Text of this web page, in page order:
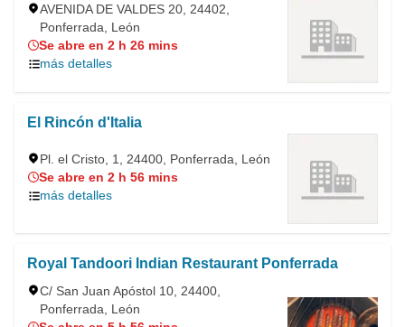
AVENIDA DE VALDES 20, 24402,
Ponferrada, León
Se abre en 2 h 26 mins
más detalles
El Rincón d'Italia
Pl. el Cristo, 1, 24400, Ponferrada, León
Se abre en 2 h 56 mins
más detalles
Royal Tandoori Indian Restaurant Ponferrada
C/ San Juan Apóstol 10, 24400,
Ponferrada, León